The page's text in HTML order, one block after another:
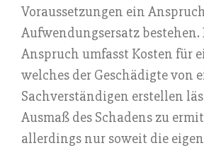
Voraussetzungen ein
Aufwendungsersatz bestehen.
Anspruch umfasst Kosten für
welches der Geschädigte von
Sachverständigen erstellen
Ausmaß des Schadens zu
allerdings nur soweit die